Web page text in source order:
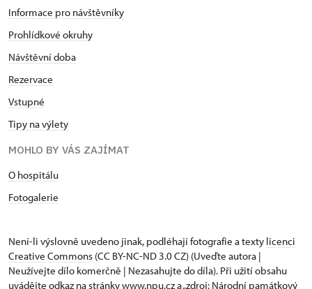
Informace pro návštěvníky
Prohlídkové okruhy
Návštěvní doba
Rezervace
Vstupné
Tipy na výlety
MOHLO BY VÁS ZAJÍMAT
O hospitálu
Fotogalerie
Není-li výslovně uvedeno jinak, podléhají fotografie a texty licenci
Creative Commons (CC BY-NC-ND 3.0 CZ) (Uveďte autora |
Neužívejte dílo komerčně | Nezasahujte do díla). Při užití obsahu
uvádějte odkaz na stránky www.npu.cz a „zdroj: Národní památkový